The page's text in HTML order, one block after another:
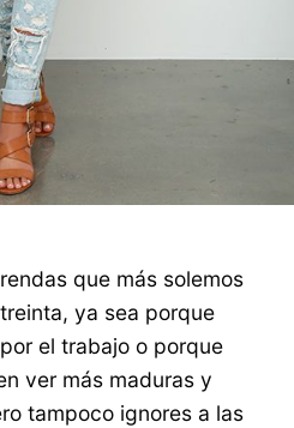
que más solemos
ya sea porque
el trabajo o porque
ver más maduras y
tampoco ignores a las